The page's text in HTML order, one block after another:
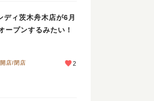
ディ茨木舟木店が6月
ープンするみたい！
開店/閉店 2